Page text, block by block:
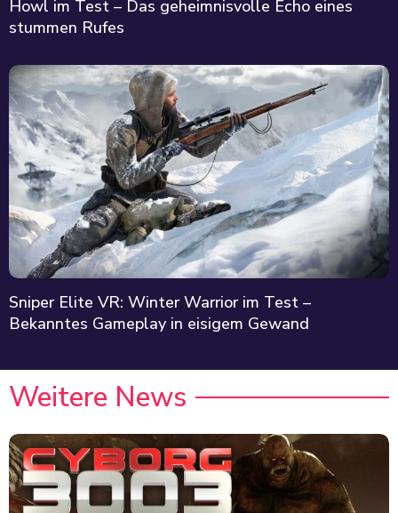
Howl im Test – Das geheimnisvolle Echo eines
stummen Rufes
Sniper Elite VR: Winter Warrior im Test –
Bekanntes Gameplay in eisigem Gewand
Weitere News